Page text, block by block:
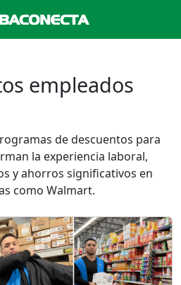
empleados
de descuentos para
la experiencia laboral,
y ahorros significativos en
como Walmart.